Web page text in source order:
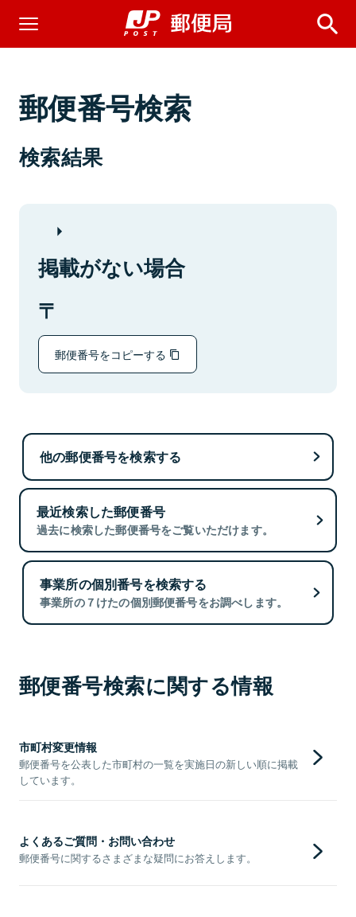
郵便番号検索
検索結果
掲載がない場合
郵便番号をコピーする
他の郵便番号を検索する
最近検索した郵便番号
過去に検索した郵便番号をご覧いただけます。
事業所の個別番号を検索する
事業所の７けたの個別郵便番号をお調べします。
郵便番号検索に関する情報
市町村変更情報
郵便番号を公表した市町村の一覧を実施日の新しい順に掲載
しています。
よくあるご質問・お問い合わせ
郵便番号に関するさまざまな疑問にお答えします。